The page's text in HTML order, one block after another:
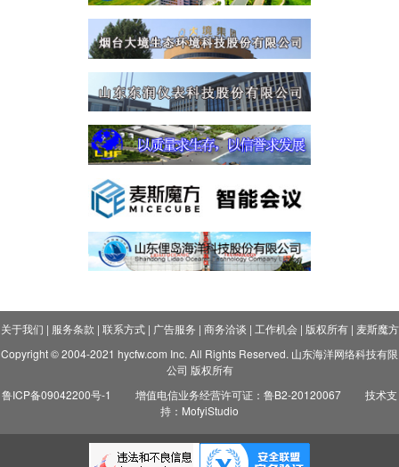
关于我们 | 服务条款 | 联系方式| 广告服务 | 商务洽谈 | 工作机会| 版权所有| 麦斯魔方
Copyright © 2004-2021 hycfw.com Inc. All Rights Reserved. 山东海洋网络科技有限
公司 版权所有
鲁ICP备09042200号-1
增值电信业务经营许可证：鲁B2-20120067
技术支
持：MofyiStudio